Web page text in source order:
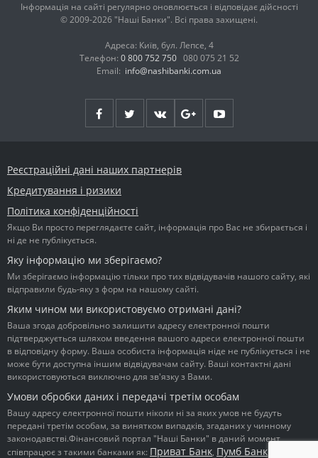
Інформація на сайті регулярно оновлюється і відповідає дійсності
© 2009-2026 "Наші Банки". Всі права захищені.
Адреса: Київ, бул. Лепсе, 4
Телефон: 0 800 752 750 080 075 21 52
Email: info@nashibanki.com.ua
Реєстраційні дані наших партнерів
Кредитування і ризики
Політика конфіденційності
Якщо Ви просто переглядаєте сайт, інформація про Вас не збирається і
ні де не публікується.
Яку інформацію ми зберігаємо?
Ми зберігаємо інформацію тільки про тих відвідувачів нашого сайту, які
відправили будь-яку з форм на нашому сайті.
Яким чином ми використовуємо отримані дані?
Ваша згода добровільно залишити адресу електронної пошти
підтверджується шляхом введення вашого адреси електронної пошти
в відповідну форму. Ваша особиста інформація ніде не публікується і не
може бути доступна іншим відвідувачам сайту. Ваші контактні дані
використовуються виключно для зв'язку з Вами.
Умови обробки даних і передачі третім особам
Вашу адресу електронної пошти ніколи ні за яких умов не будуть
передані третім особам, за винятком випадків, згаданих у чинному
законодавстві.Фінансовий портал "Наші Банки" в даний момент
співпрацює з такими банками як: Приват Банк, Пумб Банк